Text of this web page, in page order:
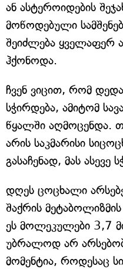
ან ასტეროიდების
მოწოდებული
შეიძლება
ჰქონოდა.
ჩვენ ვიცით, რომ
სჭირდება, ამიტომ
წყალში აღმოცენდა.
არის საკმარისი
გასაჩენად, მას ასევე
დღეს ცოცხალი
შაქრის
ეს მოლეკულები 3,7
უბრალოდ არ
მომენტია, როდესაც